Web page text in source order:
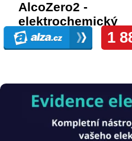
Obrázek